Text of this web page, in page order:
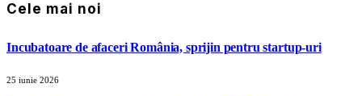
Cele mai noi
Incubatoare de afaceri România, sprijin pentru startup-uri
25 iunie 2026